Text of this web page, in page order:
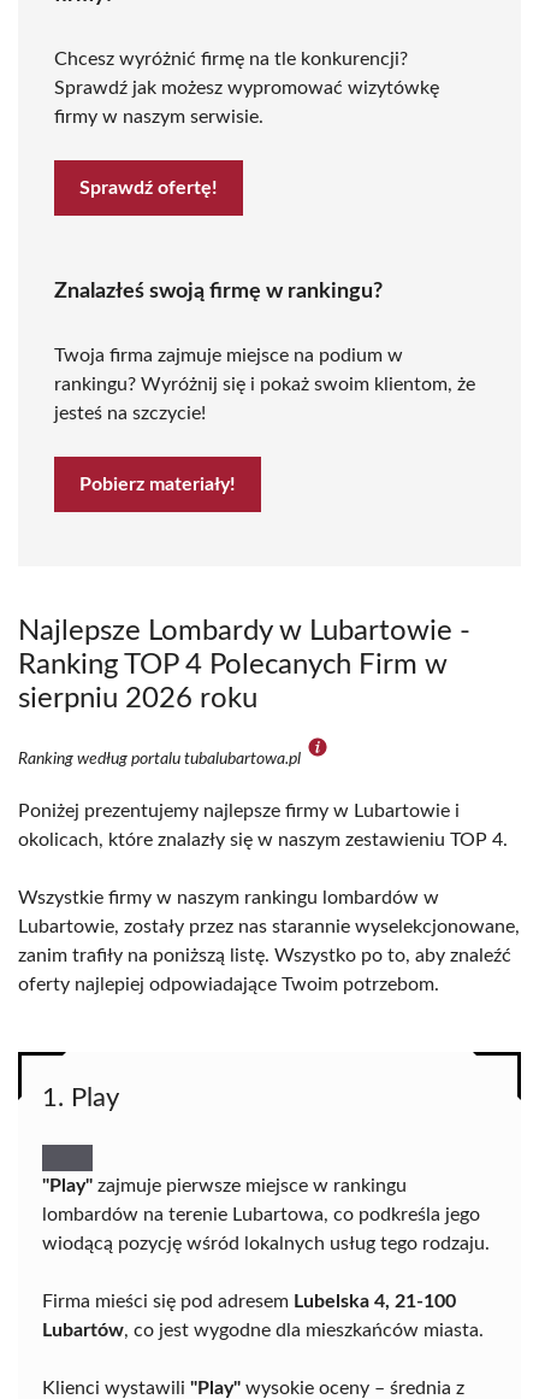
Chcesz wyróżnić firmę na tle konkurencji?
Sprawdź jak możesz wypromować wizytówkę
firmy w naszym serwisie.
Sprawdź ofertę!
Znalazłeś swoją firmę w rankingu?
Twoja firma zajmuje miejsce na podium w
rankingu? Wyróżnij się i pokaż swoim klientom, że
jesteś na szczycie!
Pobierz materiały!
Najlepsze Lombardy w Lubartowie -
Ranking TOP 4 Polecanych Firm w
sierpniu 2026 roku
Ranking według portalu tubalubartowa.pl
Poniżej prezentujemy najlepsze firmy w Lubartowie i
okolicach, które znalazły się w naszym zestawieniu TOP 4.
Wszystkie firmy w naszym rankingu lombardów w
Lubartowie, zostały przez nas starannie wyselekcjonowane,
zanim trafiły na poniższą listę. Wszystko po to, aby znaleźć
oferty najlepiej odpowiadające Twoim potrzebom.
1. Play
"Play" zajmuje pierwsze miejsce w rankingu
lombardów na terenie Lubartowa, co podkreśla jego
wiodącą pozycję wśród lokalnych usług tego rodzaju.
Firma mieści się pod adresem Lubelska 4, 21-100
Lubartów, co jest wygodne dla mieszkańców miasta.
Klienci wystawili "Play" wysokie oceny – średnia z